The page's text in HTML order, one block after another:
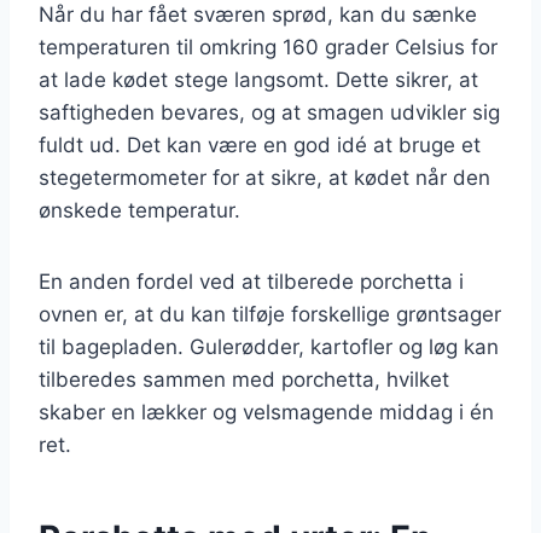
Når du har fået sværen sprød, kan du sænke
temperaturen til omkring 160 grader Celsius for
at lade kødet stege langsomt. Dette sikrer, at
saftigheden bevares, og at smagen udvikler sig
fuldt ud. Det kan være en god idé at bruge et
stegetermometer for at sikre, at kødet når den
ønskede temperatur.
En anden fordel ved at tilberede porchetta i
ovnen er, at du kan tilføje forskellige grøntsager
til bagepladen. Gulerødder, kartofler og løg kan
tilberedes sammen med porchetta, hvilket
skaber en lækker og velsmagende middag i én
ret.